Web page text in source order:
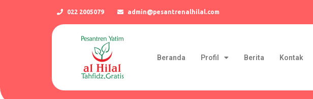
022 2005079 admin@pesantrenalhilal.com
Beranda Profil Berita Kontak